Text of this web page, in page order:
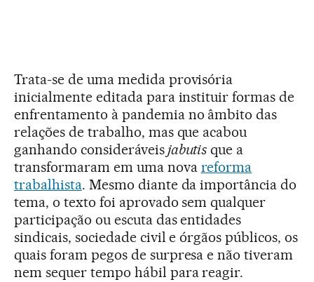
Trata-se de uma medida provisória
inicialmente editada para instituir formas de
enfrentamento à pandemia no âmbito das
relações de trabalho, mas que acabou
ganhando consideráveisjabutis que a
transformaram em uma nova reforma
trabalhista. Mesmo diante da importância do
tema, o texto foi aprovado sem qualquer
participação ou escuta das entidades
sindicais, sociedade civil e órgãos públicos, os
quais foram pegos de surpresa e não tiveram
nem sequer tempo hábil para reagir.